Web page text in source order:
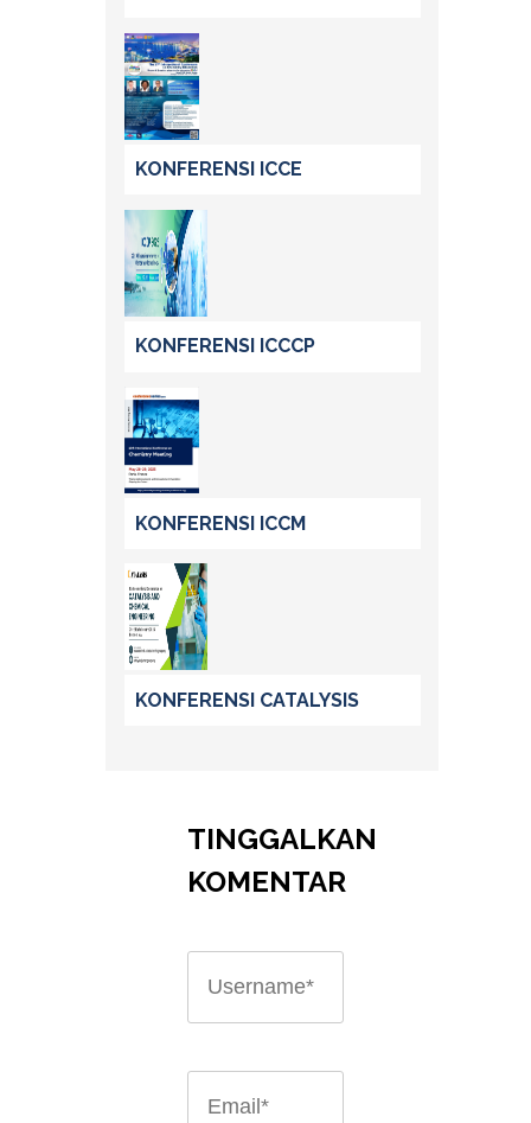
KONFERENSI ICCE
KONFERENSI ICCCP
KONFERENSI ICCM
KONFERENSI CATALYSIS
TINGGALKAN
KOMENTAR